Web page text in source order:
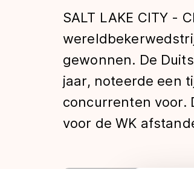
Tijden &
De weg
SALT LAKE CITY -
gewonnen. De
jaar, noteerde een
concurrenten voor.
voor de WK